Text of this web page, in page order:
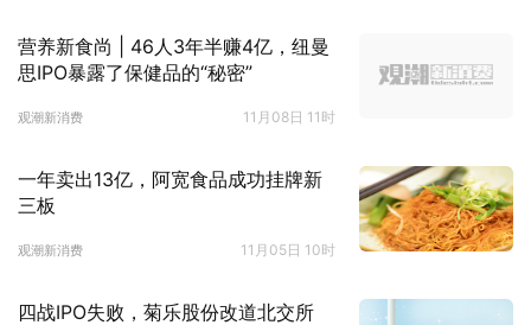
营养新食尚 | 46人3年半赚4亿，纽曼
思IPO暴露了保健品的“秘密”
观潮新消费 11月08日 11时
一年卖出13亿，阿宽食品成功挂牌新
三板
观潮新消费 11月05日 10时
四战IPO失败，菊乐股份改道北交所